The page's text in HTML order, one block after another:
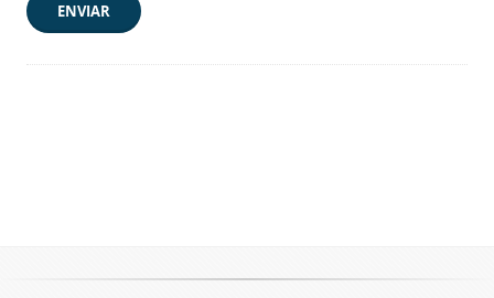
ENVIAR